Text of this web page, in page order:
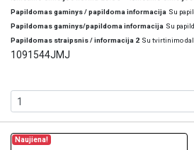
Papildomas gaminys / papildoma informacija Su
Papildomas gaminys/papildoma informacija Su
Papildomas straipsnis / informacija 2 Su tvirtinimo
1091544JMJ
Naujiena!